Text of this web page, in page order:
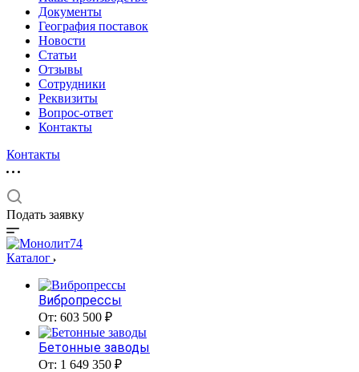
Документы
География поставок
Новости
Статьи
Отзывы
Сотрудники
Реквизиты
Вопрос-ответ
Контакты
Контакты
Подать заявку
Каталог
Вибропрессы
От: 603 500 ₽
Бетонные заводы
От: 1 649 350 ₽